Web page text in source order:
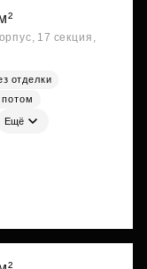
17 секция,
отделки
Ещё